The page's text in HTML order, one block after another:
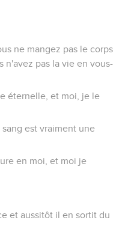
ne mangez pas le corps
n'avez pas la vie en vous-
éternelle, et moi, je le
est vraiment une
en moi, et moi je
et aussitôt il en sortit du